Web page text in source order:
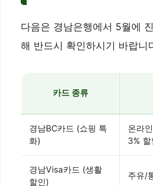
다음은 경남은행에서 5월에
해 반드시 확인하시기 바랍니
카드 종류
경남BC카드 (쇼핑 특
화)
온라
3% 할
경남Visa카드 (생활
할인)
주유/